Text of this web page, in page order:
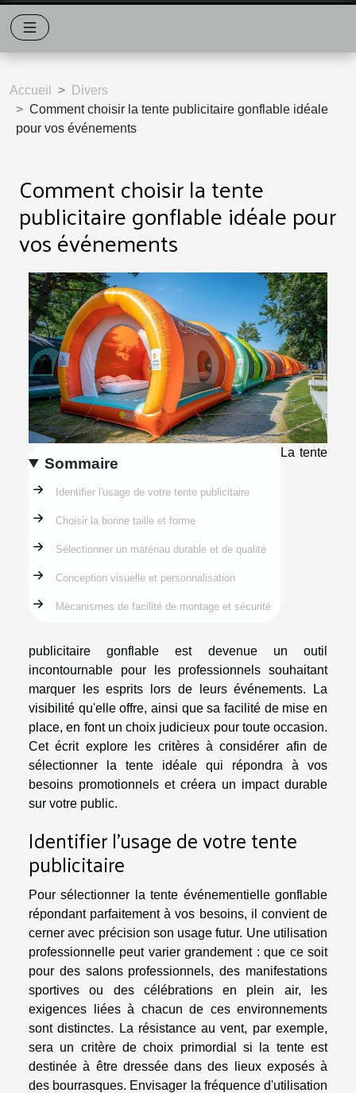
Accueil
Divers
Comment choisir la tente publicitaire gonflable idéale
pour vos événements
Comment choisir la tente
publicitaire gonflable idéale pour
vos événements
Sommaire
Identifier l'usage de votre tente publicitaire
Choisir la bonne taille et forme
Sélectionner un matériau durable et de qualité
Conception visuelle et personnalisation
Mécanismes de facilité de montage et sécurité
La tente
publicitaire gonflable est devenue un outil
incontournable pour les professionnels souhaitant
marquer les esprits lors de leurs événements. La
visibilité qu'elle offre, ainsi que sa facilité de mise en
place, en font un choix judicieux pour toute occasion.
Cet écrit explore les critères à considérer afin de
sélectionner la tente idéale qui répondra à vos
besoins promotionnels et créera un impact durable
sur votre public.
Identifier l'usage de votre tente
publicitaire
Pour sélectionner la tente événementielle gonflable
répondant parfaitement à vos besoins, il convient de
cerner avec précision son usage futur. Une utilisation
professionnelle peut varier grandement : que ce soit
pour des salons professionnels, des manifestations
sportives ou des célébrations en plein air, les
exigences liées à chacun de ces environnements
sont distinctes. La résistance au vent, par exemple,
sera un critère de choix primordial si la tente est
destinée à être dressée dans des lieux exposés à
des bourrasques. Envisager la fréquence d'utilisation